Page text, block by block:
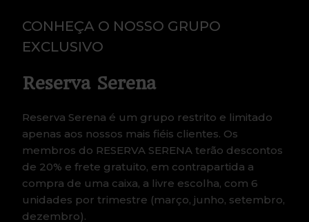
CONHEÇA O NOSSO GRUPO
EXCLUSIVO
Reserva Serena
Reserva Serena é um grupo restrito e limitado
apenas aos nossos mais fiéis clientes. Os
membros do RESERVA SERENA terão descontos
de 20% e frete gratuito, em contrapartida a
compra de uma caixa, a livre escolha, com 6
unidades por trimestre (março, junho, setembro,
dezembro).